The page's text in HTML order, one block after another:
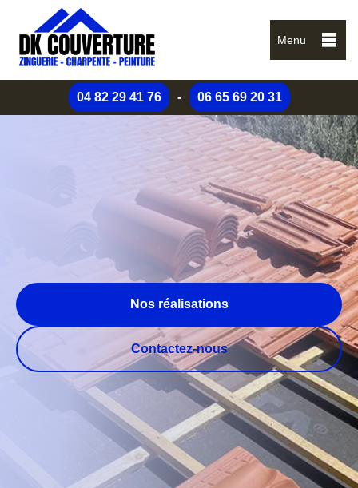
Menu
04 82 29 41 76 - 06 65 69 20 31
Nos réalisations
Contactez-nous